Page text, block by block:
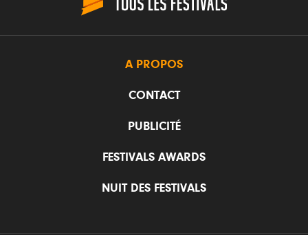
A PROPOS
CONTACT
PUBLICITÉ
FESTIVALS AWARDS
NUIT DES FESTIVALS